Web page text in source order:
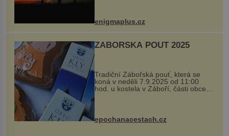
...
enigmaplus.cz
ZÁBOŘSKÁ POUŤ 2025
Tradiční Zábořská pouť, která se
koná v neděli 7.9.2025 od 11:00
hod. u kostela v Záboří, části obce
Kly u Mělníka. V programu naleznete
komentovanou prohlídku kostela,
epochanacestach.cz